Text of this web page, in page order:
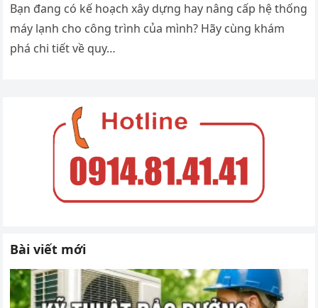
Bạn đang có kế hoạch xây dựng hay nâng cấp hệ thống
máy lạnh cho công trình của mình? Hãy cùng khám
phá chi tiết về quy…
Bài viết mới